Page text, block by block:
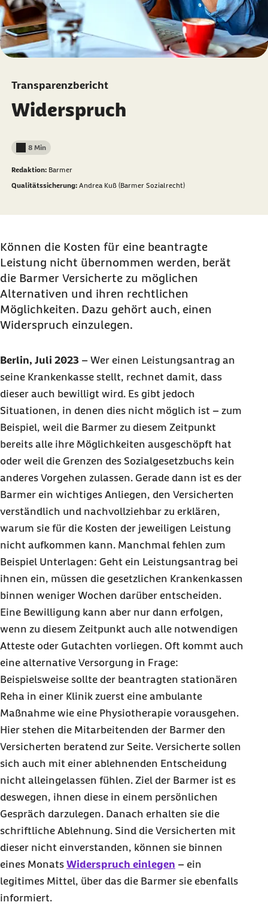
Transparenzbericht
Widerspruch
Lesedauer weniger als
8 Min
Redaktion: Barmer
Qualitätssicherung: Andrea Kuß (Barmer Sozialrecht)
Können die Kosten für eine beantragte
Leistung nicht übernommen werden, berät
die Barmer Versicherte zu möglichen
Alternativen und ihren rechtlichen
Möglichkeiten. Dazu gehört auch, einen
Widerspruch einzulegen.
Berlin, Juli 2023 – Wer einen Leistungsantrag an
seine Krankenkasse stellt, rechnet damit, dass
dieser auch bewilligt wird. Es gibt jedoch
Situationen, in denen dies nicht möglich ist – zum
Beispiel, weil die Barmer zu diesem Zeitpunkt
bereits alle ihre Möglichkeiten ausgeschöpft hat
oder weil die Grenzen des Sozialgesetzbuchs kein
anderes Vorgehen zulassen. Gerade dann ist es der
Barmer ein wichtiges Anliegen, den Versicherten
verständlich und nachvollziehbar zu erklären,
warum sie für die Kosten der jeweiligen Leistung
nicht aufkommen kann. Manchmal fehlen zum
Beispiel Unterlagen: Geht ein Leistungsantrag bei
ihnen ein, müssen die gesetzlichen Krankenkassen
binnen weniger Wochen darüber entscheiden.
Eine Bewilligung kann aber nur dann erfolgen,
wenn zu diesem Zeitpunkt auch alle notwendigen
Atteste oder Gutachten vorliegen. Oft kommt auch
eine alternative Versorgung in Frage:
Beispielsweise sollte der beantragten stationären
Reha in einer Klinik zuerst eine ambulante
Maßnahme wie eine Physiotherapie vorausgehen.
Hier stehen die Mitarbeitenden der Barmer den
Versicherten beratend zur Seite. Versicherte sollen
sich auch mit einer ablehnenden Entscheidung
nicht alleingelassen fühlen. Ziel der Barmer ist es
deswegen, ihnen diese in einem persönlichen
Gespräch darzulegen. Danach erhalten sie die
schriftliche Ablehnung. Sind die Versicherten mit
dieser nicht einverstanden, können sie binnen
eines Monats Widerspruch einlegen – ein
legitimes Mittel, über das die Barmer sie ebenfalls
informiert.